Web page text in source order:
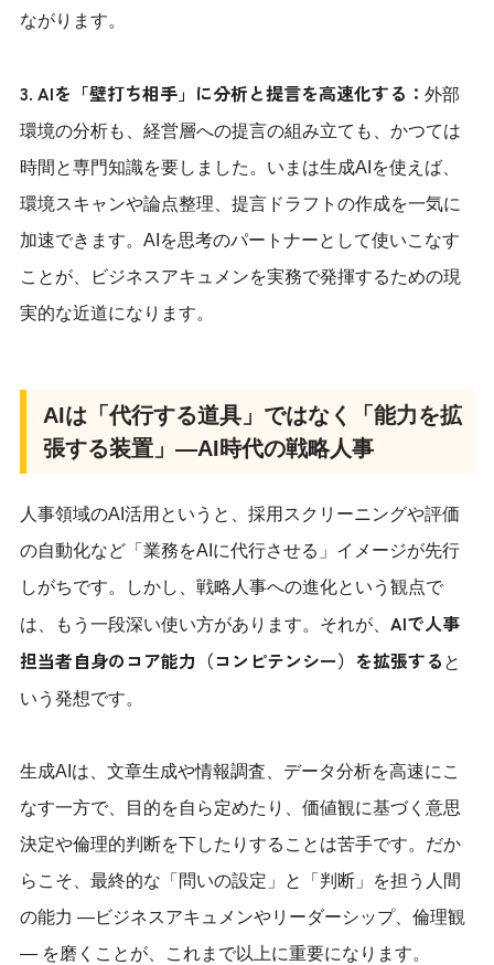
ながります。
3. AIを「壁打ち相手」に分析と提言を高速化する： 外部
環境の分析も、経営層への提言の組み立ても、かつては
時間と専門知識を要しました。いまは生成AIを使えば、
環境スキャンや論点整理、提言ドラフトの作成を一気に
加速できます。AIを思考のパートナーとして使いこなす
ことが、ビジネスアキュメンを実務で発揮するための現
実的な近道になります。
AIは「代行する道具」ではなく「能力を拡
張する装置」—AI時代の戦略人事
人事領域のAI活用というと、採用スクリーニングや評価
の自動化など「業務をAIに代行させる」イメージが先行
しがちです。しかし、戦略人事への進化という観点で
は、もう一段深い使い方があります。それが、 AIで人事
担当者自身のコア能力（コンピテンシー）を拡張する と
いう発想です。
生成AIは、文章生成や情報調査、データ分析を高速にこ
なす一方で、目的を自ら定めたり、価値観に基づく意思
決定や倫理的判断を下したりすることは苦手です。だか
らこそ、最終的な「問いの設定」と「判断」を担う人間
の能力 —ビジネスアキュメンやリーダーシップ、倫理観
— を磨くことが、これまで以上に重要になります。